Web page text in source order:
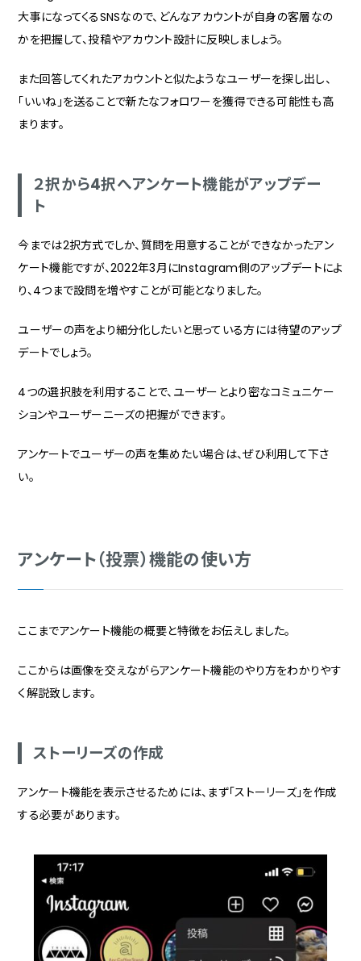
大事になってくるSNSなので、どんなアカウントが自身の客層なの
かを把握して、投稿やアカウント設計に反映しましょう。
また回答してくれたアカウントと似たようなユーザーを探し出し、
「いいね」を送ることで新たなフォロワーを獲得できる可能性も高
まります。
２択から4択へアンケート機能がアップデー
ト
今までは2択方式でしか、質問を用意することができなかったアン
ケート機能ですが、2022年3月にInstagram側のアップデートによ
り、4つまで設問を増やすことが可能となりました。
ユーザーの声をより細分化したいと思っている方には待望のアップ
デートでしょう。
4つの選択肢を利用することで、ユーザーとより密なコミュニケー
ションやユーザーニーズの把握ができます。
アンケートでユーザーの声を集めたい場合は、ぜひ利用して下さ
い。
アンケート（投票）機能の使い方
ここまでアンケート機能の概要と特徴をお伝えしました。
ここからは画像を交えながらアンケート機能のやり方をわかりやす
く解説致します。
ストーリーズの作成
アンケート機能を表示させるためには、まず「ストーリーズ」を作成
する必要があります。